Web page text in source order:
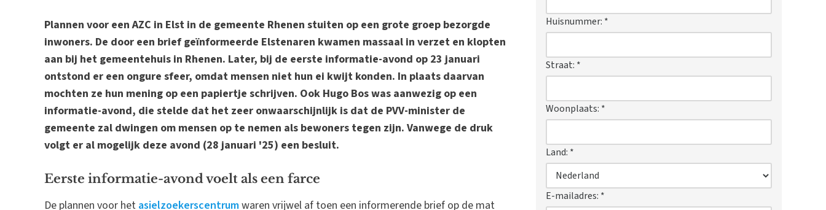
Plannen voor een AZC in Elst in de gemeente Rhenen stuiten op een grote groep bezorgde
inwoners. De door een brief geïnformeerde Elstenaren kwamen massaal in verzet en klopten
aan bij het gemeentehuis in Rhenen. Later, bij de eerste informatie-avond op 23 januari
ontstond er een ongure sfeer, omdat mensen niet hun ei kwijt konden. In plaats daarvan
mochten ze hun mening op een papiertje schrijven. Ook Hugo Bos was aanwezig op een
informatie-avond, die stelde dat het zeer onwaarschijnlijk is dat de PVV-minister de
gemeente zal dwingen om mensen op te nemen als bewoners tegen zijn. Vanwege de druk
volgt er al mogelijk deze avond (28 januari '25) een besluit.
Eerste informatie-avond voelt als een farce
De plannen voor het asielzoekerscentrumwaren vrijwel af toen een informerende brief op de mat
Huisnummer: *
Straat: *
Woonplaats: *
Land: *
E-mailadres: *